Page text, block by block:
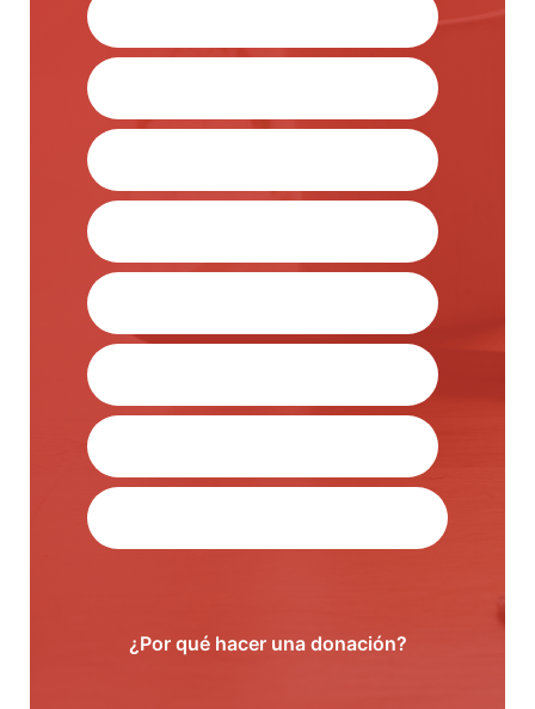
¿Por qué hacer una donación?